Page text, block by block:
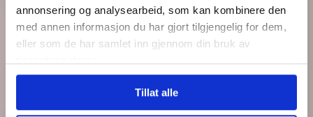
annonsering og analysearbeid, som kan kombinere den
med annen informasjon du har gjort tilgjengelig for dem,
eller som de har samlet inn gjennom din bruk av
Tillat alle